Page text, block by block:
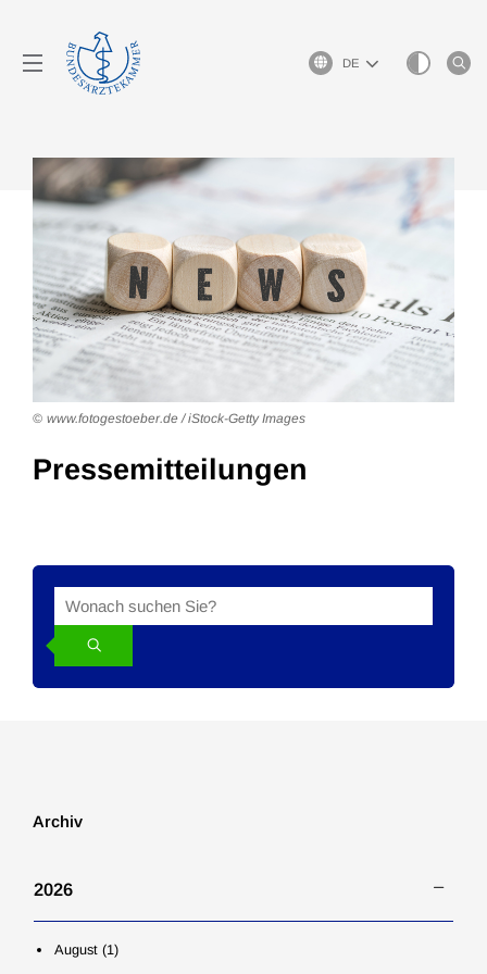
Sprachauswahl
Pressemitteilungen
Suche
in
den
Suchbegriff
www.fotogestoeber.de / iStock-Getty Images
Archiv
2026
August (1)